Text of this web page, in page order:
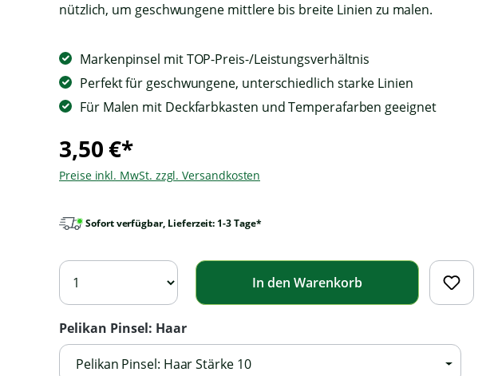
nützlich, um geschwungene mittlere bis breite Linien zu malen.
Markenpinsel mit TOP-Preis-/Leistungsverhältnis
Perfekt für geschwungene, unterschiedlich starke Linien
Für Malen mit Deckfarbkasten und Temperafarben geeignet
3,50 €*
Preise inkl. MwSt. zzgl. Versandkosten
Sofort verfügbar, Lieferzeit: 1-3 Tage*
In den Warenkorb
Pelikan Pinsel: Haar
Pelikan Pinsel: Haar Stärke 10